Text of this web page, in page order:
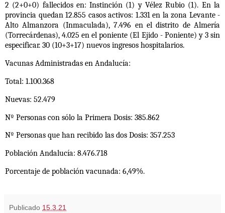
2 (2+0+0) fallecidos en: Instinción (1) y Vélez Rubio (1). En la
provincia quedan 12.855 casos activos: 1.331 en la zona Levante -
Alto Almanzora (Inmaculada), 7.496 en el distrito de Almería
(Torrecárdenas), 4.025 en el poniente (El Ejido - Poniente) y 3 sin
especificar. 30 (10+3+17) nuevos ingresos hospitalarios.
Vacunas Administradas en Andalucía:
Total: 1.100.368
Nuevas: 52.479
Nº Personas con sólo la Primera Dosis: 385.862
Nº Personas que han recibido las dos Dosis: 357.253
Población Andalucía: 8.476.718
Porcentaje de población vacunada: 6,49%.
Publicado 15.3.21